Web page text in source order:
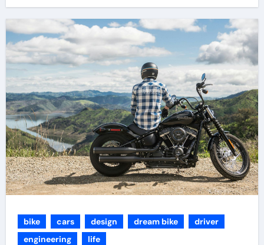
bike cars design dream bike
driver
engineering
life